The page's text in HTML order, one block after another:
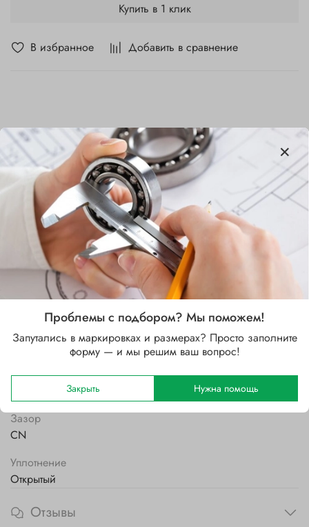
В избранное Добавить в сравнение
Купить в 1 клик
Характеристики
Бренд
Внутренний диаметр d, мм
Наружный диаметр D, мм
180
Ширина B, мм
60.3
Сепаратор
Зазор
CN
Уплотнение
Открытый
Отзывы
Проблемы с подбором? Мы поможем!
Запутались в маркировках и размерах? Просто заполните
форму — и мы решим ваш вопрос!
Закрыть Нужна помощь